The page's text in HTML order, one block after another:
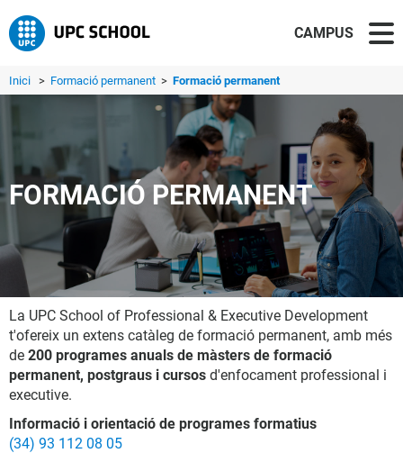
CAMPUS
Inici > Formació permanent > Formació permanent
FORMACIÓ PERMANENT
La UPC School of Professional & Executive Development
t'ofereix un extens catàleg de formació permanent, amb més
de 200 programes anuals de màsters de formació
permanent, postgraus i cursos d'enfocament professional i
executive.
Informació i orientació de programes formatius
(34) 93 112 08 05